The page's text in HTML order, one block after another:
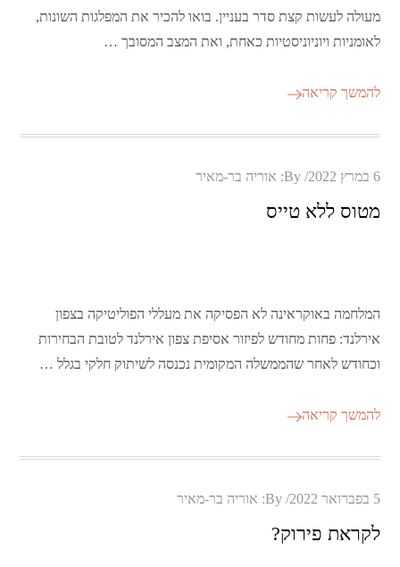
מעולה לעשות קצת סדר בעניין. בואו להכיר את המפלגות השונות,
לאומניות ויוניוניסטיות כאחת, ואת המצב המסובך …
להמשך קריאה
Posted
6 במרץ 2022 By: אוריה בר-מאיר
מטוס ללא טייס
המלחמה באוקראינה לא הפסיקה את מעללי הפוליטיקה בצפון
אירלנד: פחות מחודש לפיזור אסיפת צפון אירלנד לטובת הבחירות
וכחודש לאחר שהממשלה המקומית נכנסה לשיתוק חלקי בגלל …
להמשך קריאה
Posted
on
5 בפברואר 2022 By: אוריה בר-מאיר
לקראת פירוק?